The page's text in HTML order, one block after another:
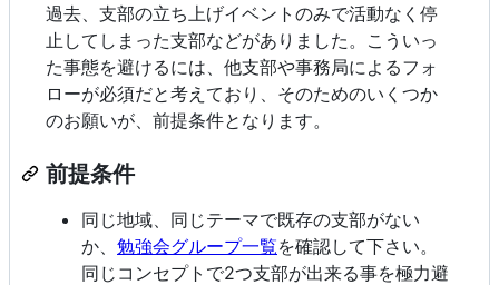
過去、支部の立ち上げイベントのみで活動なく停
止してしまった支部などがありました。こういっ
た事態を避けるには、他支部や事務局によるフォ
ローが必須だと考えており、そのためのいくつか
のお願いが、前提条件となります。
前提条件
同じ地域、同じテーマで既存の支部がない
か、 勉強会グループ一覧を確認して下さい。
同じコンセプトで2つ支部が出来る事を極力避